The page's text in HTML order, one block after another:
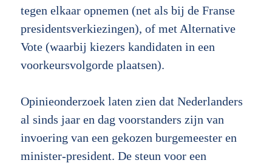
tegen elkaar opnemen (net als bij de Franse
presidentsverkiezingen), of met Alternative
Vote (waarbij kiezers kandidaten in een
voorkeursvolgorde plaatsen).
Opinieonderzoek laten zien dat Nederlanders
al sinds jaar en dag voorstanders zijn van
invoering van een gekozen burgemeester en
minister-president. De steun voor een